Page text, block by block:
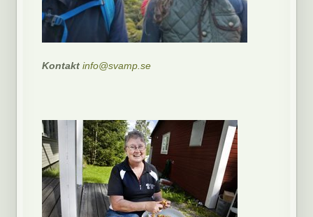
Kontaktinfo@svamp.se